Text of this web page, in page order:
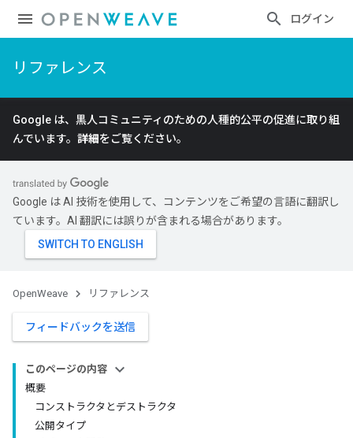
ログイン
リファレンス
Google は、黒人コミュニティのための人種的公平の促進に取り組
んでいます。 詳細をご覧ください。
Google は AI 技術を使用して、コンテンツをご希望の言語に翻訳し
ています。AI 翻訳には誤りが含まれる場合があります。
OpenWeave リファレンス
フィードバックを送信
このページの内容
概要
コンストラクタとデストラクタ
公開タイプ